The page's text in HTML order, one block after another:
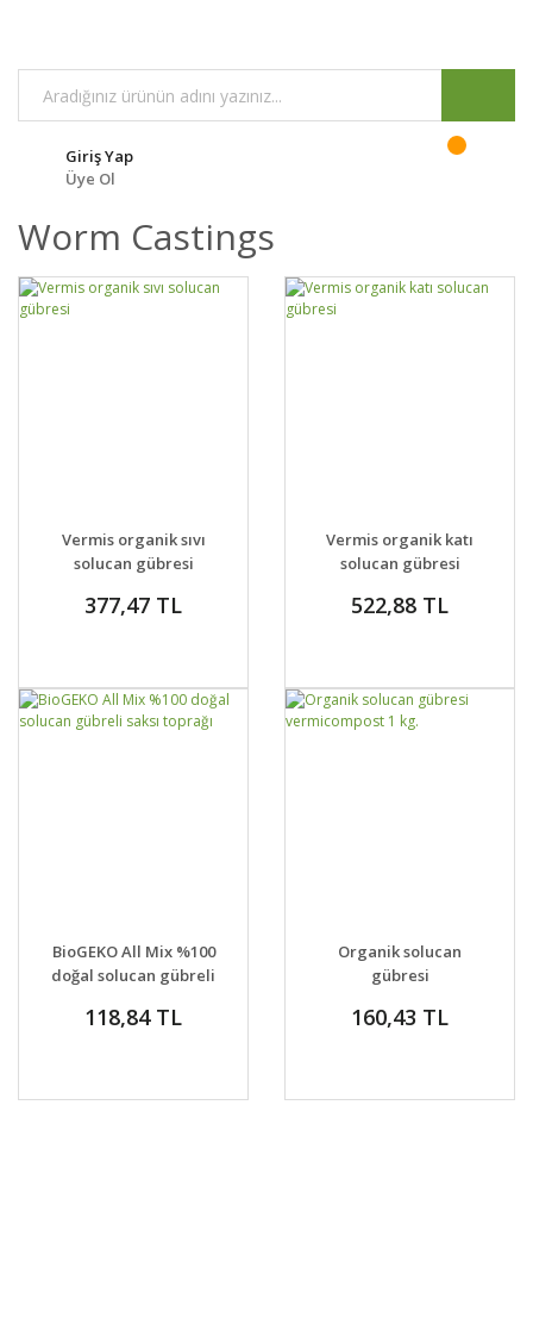
Giriş Yap
Üye Ol
Worm Castings
DETAYLAR SEPETE EKLE
Vermis organik sıvı
solucan gübresi
377,47 TL
DETAYLAR SEPETE EKLE
Vermis organik katı
solucan gübresi
522,88 TL
DETAYLAR
VER
BioGEKO All Mix %100
doğal solucan gübreli
118,84 TL
DETAYLAR
VER
Organik solucan
gübresi
160,43 TL